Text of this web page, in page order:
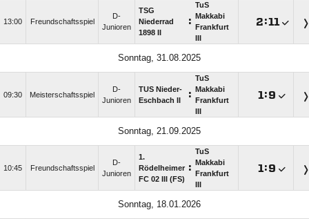
13:00 Freundschaftsspiel
D-
Junioren
TSG
Niederrad
1898 II
:
TuS
Makkabi
Frankfurt
:
Sonntag, 31.08.2025
09:30 Meisterschaftsspiel
D-
Junioren
TUS Nieder-
Eschbach II
:
TuS
Makkabi
Frankfurt
:
Sonntag, 21.09.2025
10:45 Freundschaftsspiel
D-
Junioren
1.
Rödelheimer
FC 02 III (FS)
:
TuS
Makkabi
Frankfurt
:
Sonntag, 18.01.2026